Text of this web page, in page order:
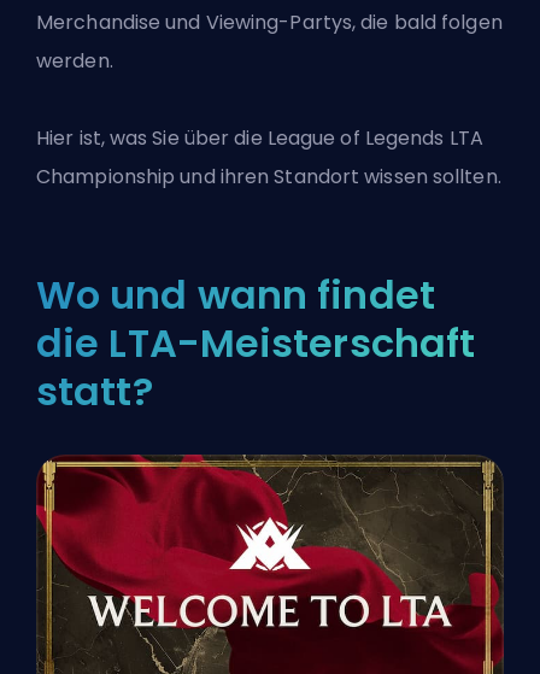
Merchandise und Viewing-Partys, die bald folgen
werden.
Hier ist, was Sie über die League of Legends LTA
Championship und ihren Standort wissen sollten.
Wo und wann findet
die LTA-Meisterschaft
statt?